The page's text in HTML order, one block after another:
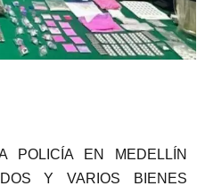
POLICÍA EN MEDELLÍN
Y VARIOS BIENES